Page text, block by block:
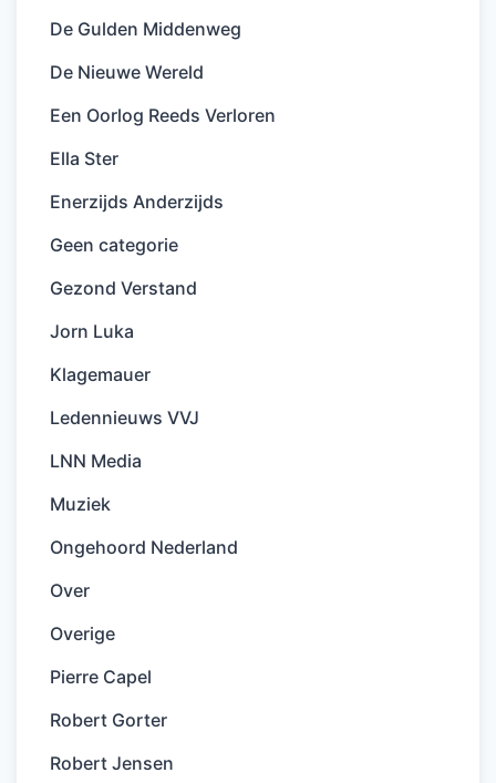
De Gulden Middenweg
De Nieuwe Wereld
Een Oorlog Reeds Verloren
Ella Ster
Enerzijds Anderzijds
Geen categorie
Gezond Verstand
Jorn Luka
Klagemauer
Ledennieuws VVJ
LNN Media
Muziek
Ongehoord Nederland
Over
Overige
Pierre Capel
Robert Gorter
Robert Jensen